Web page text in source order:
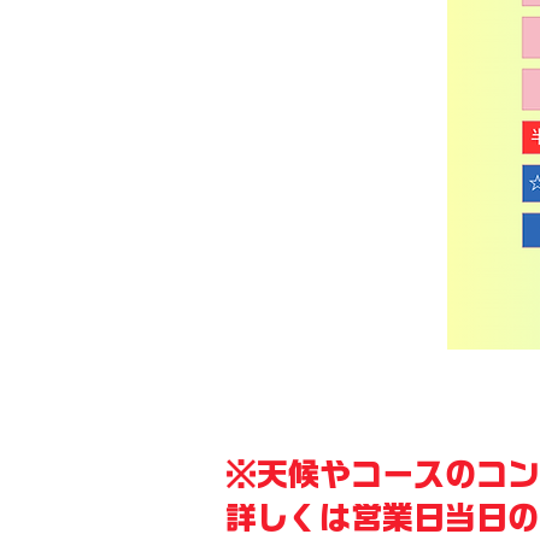
​※天候やコースのコ
詳しくは営業日当日